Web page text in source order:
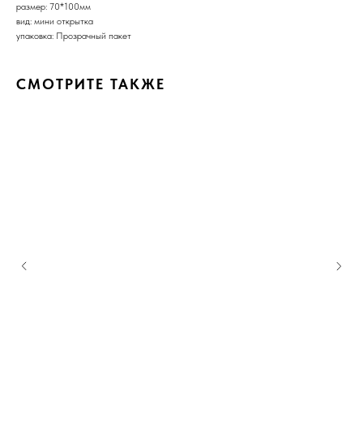
размер: 70*100мм
вид: мини открытка
упаковка: Прозрачный пакет
СМОТРИТЕ ТАКЖЕ